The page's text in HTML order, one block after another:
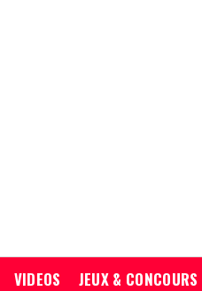
VIDEOS JEUX & CONCOURS